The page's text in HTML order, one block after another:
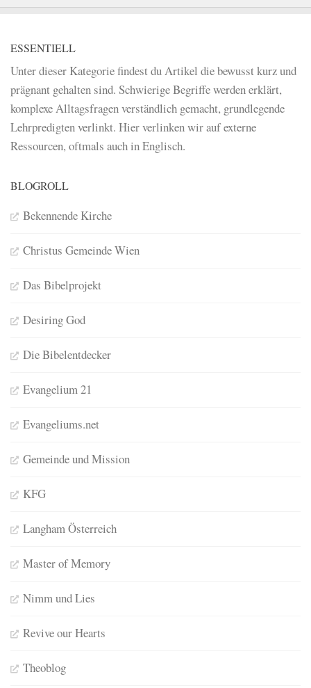
ESSENTIELL
Unter dieser Kategorie findest du Artikel die bewusst kurz und
prägnant gehalten sind. Schwierige Begriffe werden erklärt,
komplexe Alltagsfragen verständlich gemacht, grundlegende
Lehrpredigten verlinkt. Hier verlinken wir auf externe
Ressourcen, oftmals auch in Englisch.
BLOGROLL
Bekennende Kirche
Christus Gemeinde Wien
Das Bibelprojekt
Desiring God
Die Bibelentdecker
Evangelium 21
Evangeliums.net
Gemeinde und Mission
KFG
Langham Österreich
Master of Memory
Nimm und Lies
Revive our Hearts
Theoblog